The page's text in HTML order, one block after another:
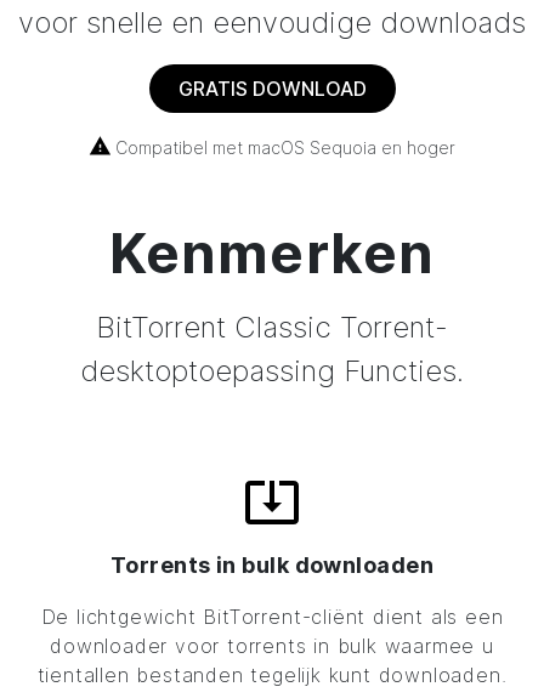
voor snelle en eenvoudige downloads
GRATIS DOWNLOAD
Compatibel met macOS Sequoia en hoger
Kenmerken
BitTorrent Classic Torrent-
desktoptoepassing Functies.
Torrents in bulk downloaden
De lichtgewicht BitTorrent-cliënt dient als een
downloader voor torrents in bulk waarmee u
tientallen bestanden tegelijk kunt downloaden.